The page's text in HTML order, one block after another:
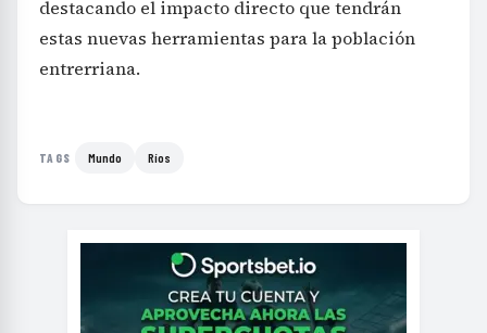
destacando el impacto directo que tendrán
estas nuevas herramientas para la población
entrerriana.
TAGS Mundo Ríos